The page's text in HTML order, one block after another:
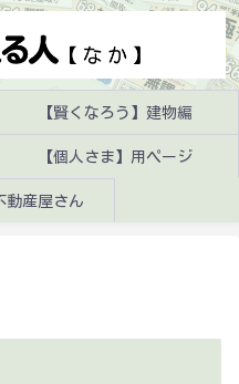
【賢くなろう】建物編
【個人さま】用ページ
動産屋さん